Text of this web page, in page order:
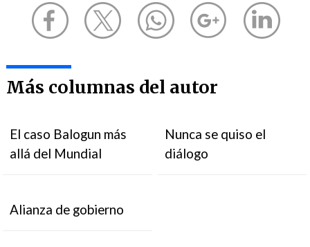
Más columnas del autor
El caso Balogun más
allá del Mundial
Nunca se quiso el
diálogo
Alianza de gobierno